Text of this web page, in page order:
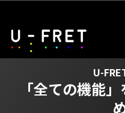
U-
「全ての機能」